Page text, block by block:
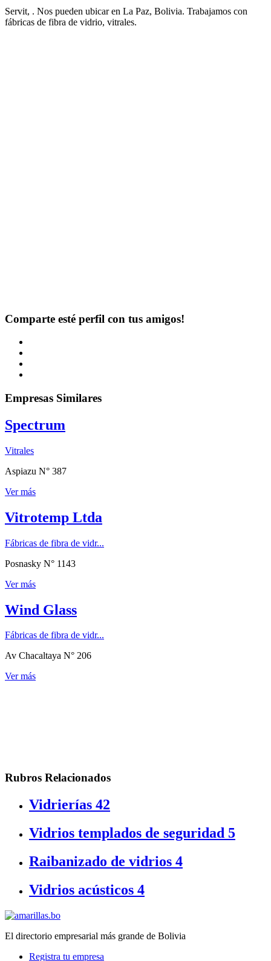
Servit, . Nos pueden ubicar en La Paz, Bolivia. Trabajamos con
fábricas de fibra de vidrio, vitrales.
Comparte esté perfil con tus amigos!
Empresas Similares
Spectrum
Vitrales
Aspiazu N° 387
Ver más
Vitrotemp Ltda
Fábricas de fibra de vidr...
Posnasky N° 1143
Ver más
Wind Glass
Fábricas de fibra de vidr...
Av Chacaltaya N° 206
Ver más
Rubros Relacionados
Vidrierías 42
Vidrios templados de seguridad 5
Raibanizado de vidrios 4
Vidrios acústicos 4
El directorio empresarial más grande de Bolivia
Registra tu empresa